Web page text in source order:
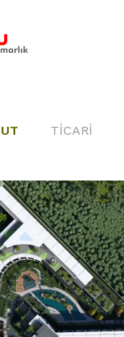
TICARI